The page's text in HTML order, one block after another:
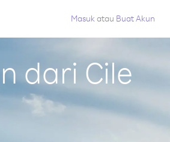
Masuk atau Buat Akun
dari Cile